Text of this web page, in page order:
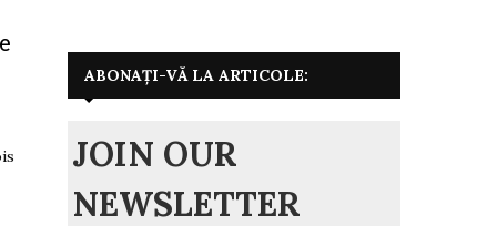
ABONAȚI-VĂ LA ARTICOLE:
JOIN OUR
NEWSLETTER